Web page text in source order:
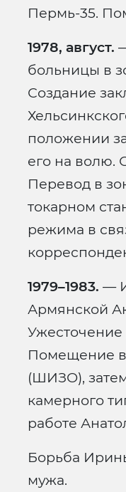
Пермь-35.
1978, август.
больницы в
Создание
положении
его на волю.
Перевод в
токарном
режима в
1979–1983. —
Армянской
Помещение
(ШИЗО),
камерного
работе
Борьба
мужа.